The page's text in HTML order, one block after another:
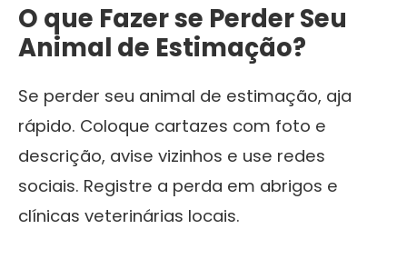
O que Fazer se Perder Seu
Animal de Estimação?
Se perder seu animal de estimação, aja
rápido. Coloque cartazes com foto e
descrição, avise vizinhos e use redes
sociais. Registre a perda em abrigos e
clínicas veterinárias locais.